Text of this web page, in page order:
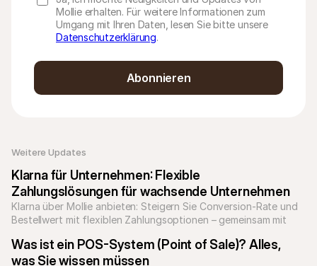
Weitere Updates
Klarna für Unternehmen: Flexible
Zahlungslösungen für wachsende Unternehmen
Klarna über Mollie anbieten: Steigern Sie Conversion-Rate und
Bestellwert mit flexiblen Zahlungsoptionen – gemeinsam mit
Was ist ein POS-System (Point of Sale)? Alles,
was Sie wissen müssen
Mollie erhalten. Für weitere Informationen zum
Umgang mit Ihren Daten, lesen Sie bitte unsere
Datenschutzerklärung.
Abonnieren